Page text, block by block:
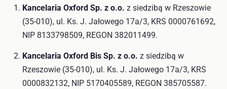
Kancelaria Oxford Sp. z o.o. z siedzibą w Rzeszowie
(35-010), ul. Ks. J. Jałowego 17a/3, KRS 0000761692,
NIP 8133798509, REGON 382011499.
Kancelaria Oxford Bis Sp. z o.o. z siedzibą w
Rzeszowie (35-010), ul. Ks. J. Jałowego 17a/3, KRS
0000832132, NIP 5170405589, REGON 385705587.